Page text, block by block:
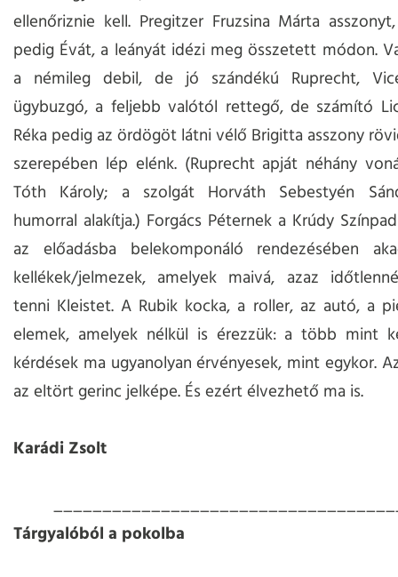
ellenőriznie kell. Pregitzer Fruzsina Márta
pedig Évát, a leányát idézi meg összetett módon.
a némileg debil, de jó szándékú Ruprecht,
ügybuzgó, a feljebb valótól rettegő, de számító
Réka pedig az ördögöt látni vélő Brigitta asszony
szerepében lép elénk. (Ruprecht apját néhány
Tóth Károly; a szolgát Horváth Sebestyén
humorral alakítja.) Forgács Péternek a Krúdy
az előadásba belekomponáló rendezésében
kellékek/jelmezek, amelyek maivá, azaz
tenni Kleistet. A Rubik kocka, a roller, az autó, a
elemek, amelyek nélkül is érezzük: a több mint
kérdések ma ugyanolyan érvényesek, mint egykor.
az eltört gerinc jelképe. És ezért élvezhető ma is.
Karádi Zsolt
Tárgyalóból a pokolba